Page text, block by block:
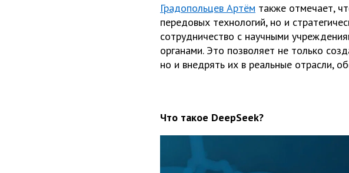
Градопольцев Артём также отмечает,
передовых технологий, но и
сотрудничество с научными
органами. Это позволяет не только
но и внедрять их в реальные отрасли,
Что такое DeepSeek?